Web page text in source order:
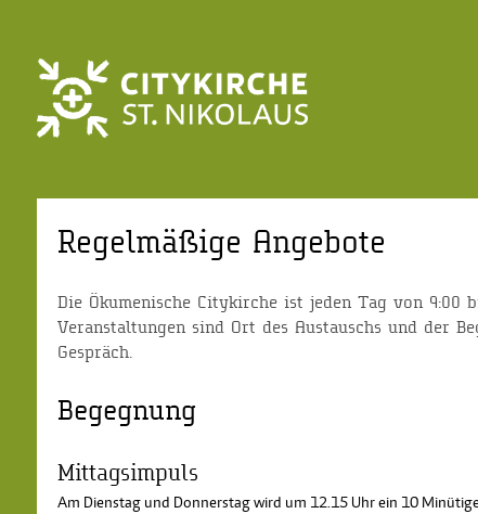
Regelmäßige Angebote
Die Ökumenische Citykirche ist jeden Tag von 9:00
Veranstaltungen sind Ort des Austauschs und der
Gespräch.
Begegnung
Mittagsimpuls
Am Dienstag und Donnerstag wird um 12.15 Uhr ein 10